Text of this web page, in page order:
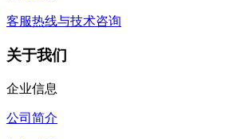
客服热线与技术咨询
关于我们
企业信息
公司简介